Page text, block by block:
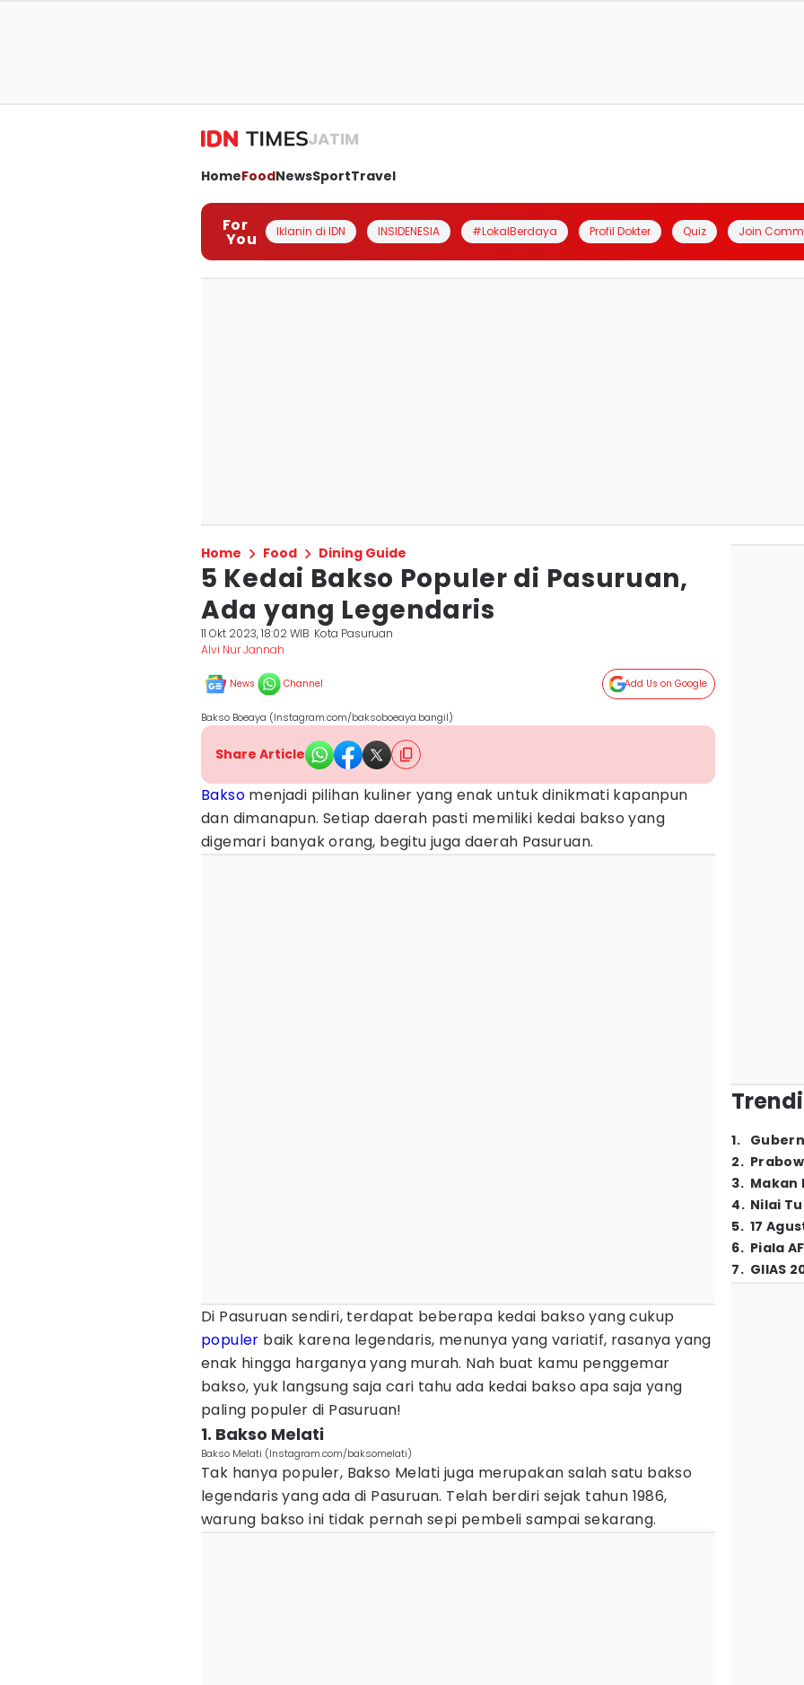
JATIM
HomeFoodNewsSportTravel
For
You Iklanin di IDN INSIDENESIA #LokalBerdaya Profil Dokter Quiz Join
Home Food Dining Guide
5 Kedai Bakso Populer di Pasuruan,
Ada yang Legendaris
11 Okt 2023, 18:02 WIB Kota Pasuruan
Alvi Nur Jannah
News Channel Add Us on Google
Bakso Boeaya (Instagram.com/baksoboeaya.bangil)
Share Article
Bakso menjadi pilihan kuliner yang enak untuk dinikmati kapanpun
dan dimanapun. Setiap daerah pasti memiliki kedai bakso yang
digemari banyak orang, begitu juga daerah Pasuruan.
Di Pasuruan sendiri, terdapat beberapa kedai bakso yang cukup
populer baik karena legendaris, menunya yang variatif, rasanya yang
enak hingga harganya yang murah. Nah buat kamu penggemar
bakso, yuk langsung saja cari tahu ada kedai bakso apa saja yang
paling populer di Pasuruan!
1. Bakso Melati
Bakso Melati (Instagram.com/baksomelati)
Tak hanya populer, Bakso Melati juga merupakan salah satu bakso
legendaris yang ada di Pasuruan. Telah berdiri sejak tahun 1986,
warung bakso ini tidak pernah sepi pembeli sampai sekarang.
1.
2.
3. Makan
4. Nilai
5. 17
6. Piala
7. GIIAS